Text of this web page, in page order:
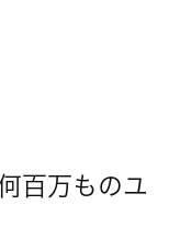
百万ものユ